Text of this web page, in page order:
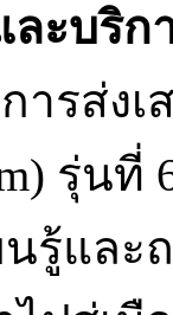
ะบริก
รส่งเ
รุ่น
นรู้แล